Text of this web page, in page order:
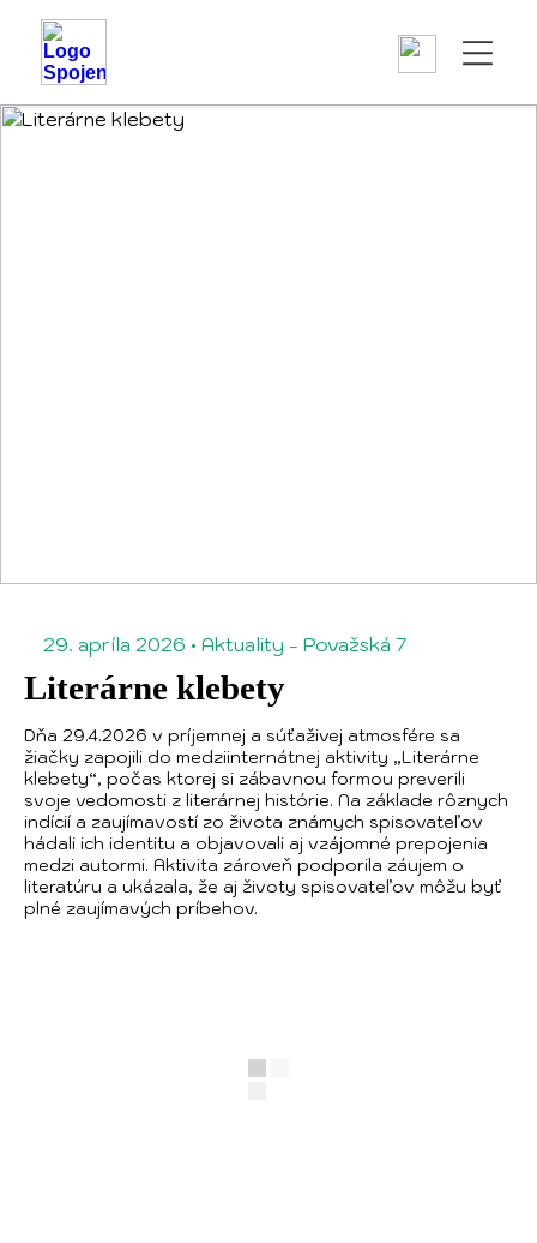
29. apríla 2026 • Aktuality - Považská 7
Literárne klebety
Dňa 29.4.2026 v príjemnej a súťaživej atmosfére sa
žiačky zapojili do medziinternátnej aktivity „Literárne
klebety“, počas ktorej si zábavnou formou preverili
svoje vedomosti z literárnej histórie. Na základe rôznych
indícií a zaujímavostí zo života známych spisovateľov
hádali ich identitu a objavovali aj vzájomné prepojenia
medzi autormi. Aktivita zároveň podporila záujem o
literatúru a ukázala, že aj životy spisovateľov môžu byť
plné zaujímavých príbehov.